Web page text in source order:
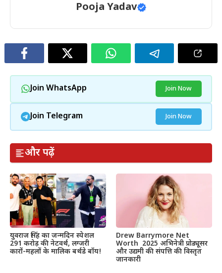
Pooja Yadav
Join WhatsApp Join Now
Join Telegram Join Now
और पढ़ें
युवराज सिंह का जन्मदिन स्पेशल
291 करोड़ की नेटवर्थ, लग्जरी
कारों-महलों के मालिक बर्थडे बॉय!
Drew Barrymore Net
Worth 2025 अभिनेत्री प्रोड्यूसर
और उद्यमी की संपत्ति की विस्तृत
जानकारी